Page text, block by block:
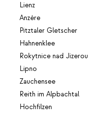
Lienz
Anzère
Pitztaler Gletscher
Hahnenklee
Rokytnice nad Jizerou
Lipno
Zauchensee
Reith im Alpbachtal
Hochfilzen